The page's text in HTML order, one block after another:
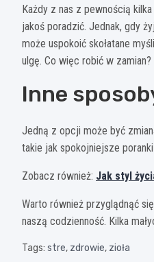
Każdy z nas z pewnością
jakoś poradzić. Jednak, gdy
może uspokoić skołatane
ulgę. Co więc robić w zamian?
Inne
Jedną z opcji może być
takie jak spokojniejsze
Zobacz również: Jak styl
Warto również przyglądnąć
naszą codzienność. Kilka
Tags: stre, zdrowie, zioła